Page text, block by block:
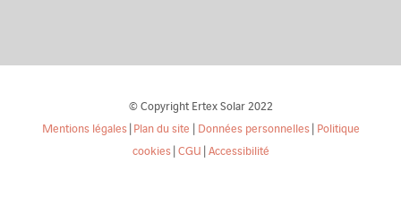
© Copyright Ertex Solar 2022
Mentions légales|Plan du site | Données personnelles| Politique
cookies|CGU |Accessibilité